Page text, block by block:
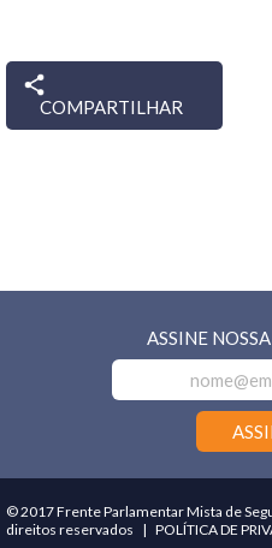
COMPARTILHAR
ASSINE
© 2017 Frente Parlamentar Mista de
direitos reservados
POLÍTICA DE